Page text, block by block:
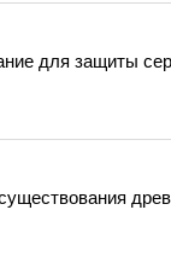
для защиты